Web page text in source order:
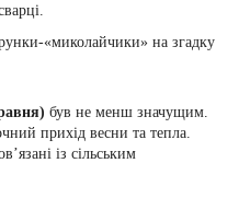
«миколайчики» на згадку
був не менш значущим.
прихід весни та тепла.
із сільським